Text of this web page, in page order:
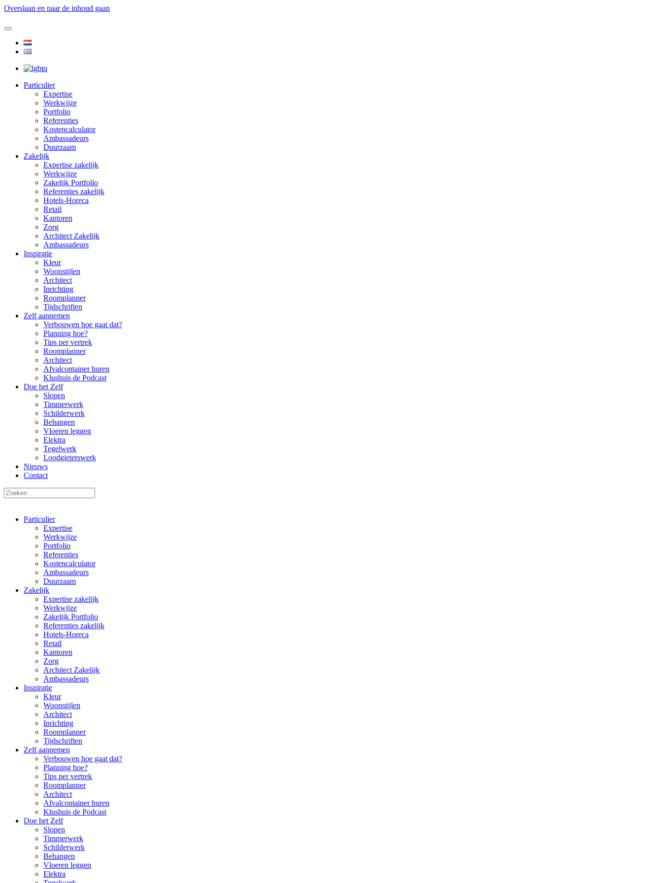
Overslaan en naar de inhoud gaan
Particulier
Expertise
Werkwijze
Portfolio
Referenties
Kostencalculator
Ambassadeurs
Duurzaam
Zakelijk
Expertise zakelijk
Werkwijze
Zakelijk Portfolio
Referenties zakelijk
Hotels-Horeca
Retail
Kantoren
Zorg
Architect Zakelijk
Ambassadeurs
Inspiratie
Kleur
Woonstijlen
Architect
Inrichting
Roomplanner
Tijdschriften
Zelf aannemen
Verbouwen hoe gaat dat?
Planning hoe?
Tips per vertrek
Roomplanner
Architect
Afvalcontainer huren
Klushuis de Podcast
Doe het Zelf
Slopen
Timmerwerk
Schilderwerk
Behangen
Vloeren leggen
Elektra
Tegelwerk
Loodgieterswerk
Nieuws
Contact
Particulier
Expertise
Werkwijze
Portfolio
Referenties
Kostencalculator
Ambassadeurs
Duurzaam
Zakelijk
Expertise zakelijk
Werkwijze
Zakelijk Portfolio
Referenties zakelijk
Hotels-Horeca
Retail
Kantoren
Zorg
Architect Zakelijk
Ambassadeurs
Inspiratie
Kleur
Woonstijlen
Architect
Inrichting
Roomplanner
Tijdschriften
Zelf aannemen
Verbouwen hoe gaat dat?
Planning hoe?
Tips per vertrek
Roomplanner
Architect
Afvalcontainer huren
Klushuis de Podcast
Doe het Zelf
Slopen
Timmerwerk
Schilderwerk
Behangen
Vloeren leggen
Elektra